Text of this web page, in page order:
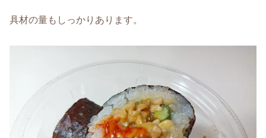
具材の量もしっかりあります。